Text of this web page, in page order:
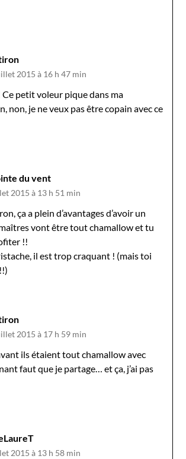
2015 à 16 h 47 min
Ce petit voleur pique dans ma
non, je ne veux pas être copain avec ce
du vent
2015 à 13 h 51 min
ça a plein d’avantages d’avoir un
vont être tout chamallow et tu
!!
il est trop craquant ! (mais toi
2015 à 17 h 59 min
ils étaient tout chamallow avec
faut que je partage… et ça, j’ai pas
2015 à 13 h 58 min